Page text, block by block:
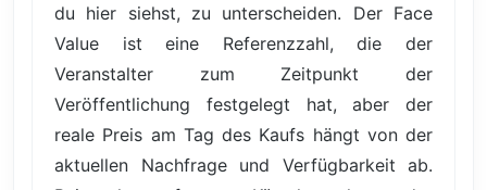
du hier siehst, zu unterscheiden. Der Face
Value ist eine Referenzzahl, die der
Veranstalter zum Zeitpunkt der
Veröffentlichung festgelegt hat, aber der
reale Preis am Tag des Kaufs hängt von der
aktuellen Nachfrage und Verfügbarkeit ab.